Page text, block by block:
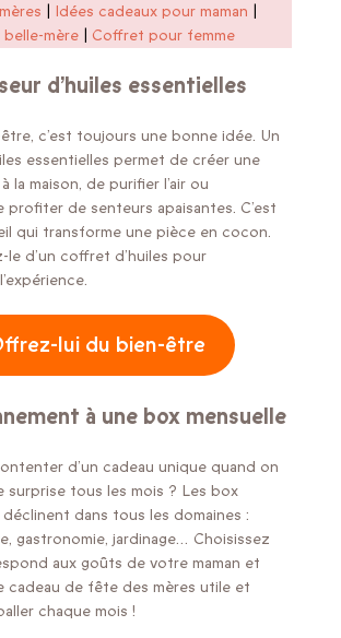
Idées cadeaux pour maman
mère
Coffret pour femme
d’huiles essentielles
c’est toujours une bonne idée. Un
essentielles permet de créer une
la maison, de purifier l’air ou
profiter de senteurs apaisantes. C’est
qui transforme une pièce en cocon.
le d’un coffret d’huiles pour
lui du bien-être
à une box mensuelle
d’un cadeau unique quand on
tous les mois ? Les box
déclinent dans tous les domaines :
gastronomie, jardinage… Choisissez
aux goûts de votre maman et
cadeau de fête des mères utile et
chaque mois !